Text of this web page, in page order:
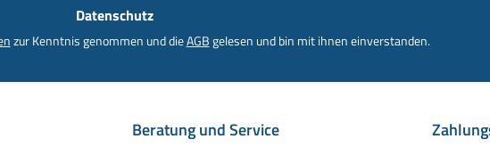
Datenschutz
zur Kenntnis genommen und dieAGBgelesen und bin mit ihnen einverstanden.
Beratung und Service